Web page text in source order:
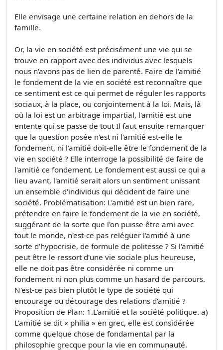
Elle envisage une certaine relation en dehors de la
famille.
Or, la vie en société est précisément une vie qui se
trouve en rapport avec des individus avec lesquels
nous n'avons pas de lien de parenté. Faire de l'amitié
le fondement de la vie en société est reconnaître que
ce sentiment est ce qui permet de réguler les rapports
sociaux, à la place, ou conjointement à la loi. Mais, là
où la loi est un arbitrage impartial, l'amitié est une
entente qui se passe de tout Il faut ensuite remarquer
que la question posée n'est ni l'amitié est-elle le
fondement, ni l'amitié doit-elle être le fondement de la
vie en société ? Elle interroge la possibilité de faire de
l'amitié ce fondement. Le fondement est aussi ce qui a
lieu avant, l'amitié serait alors un sentiment unissant
un ensemble d'individus qui décident de faire une
société. Problématisation: L'amitié est un bien rare,
prétendre en faire le fondement de la vie en société,
suggérant de la sorte que l'on puisse être ami avec
tout le monde, n'est-ce pas reléguer l'amitié à une
sorte d'hypocrisie, de formule de politesse ? Si l'amitié
peut être le ressort d'une vie sociale plus heureuse,
elle ne doit pas être considérée ni comme un
fondement ni non plus comme un hasard de parcours.
N'est-ce pas bien plutôt le type de société qui
encourage ou décourage des relations d'amitié ?
Proposition de Plan: 1.L'amitié et la société politique. a)
L'amitié se dit « philia » en grec, elle est considérée
comme quelque chose de fondamental par la
philosophie grecque pour la vie en communauté.